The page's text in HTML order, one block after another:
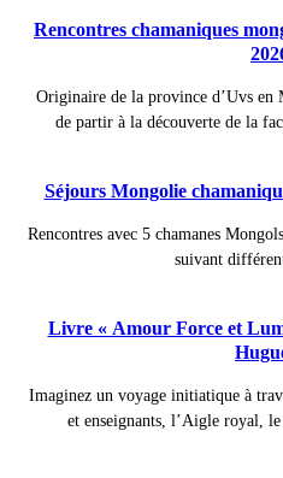
Rencontres chamaniques
Originaire de la province d’Uvs
de partir à la découverte de la
Séjours Mongolie
Rencontres avec 5 chamanes
suivant
Livre « Amour Force et
Imaginez un voyage initiatique à
et enseignants, l’Aigle royal,